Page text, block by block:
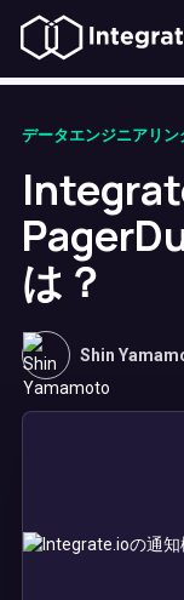
データエンジニアリン
は？
Shin